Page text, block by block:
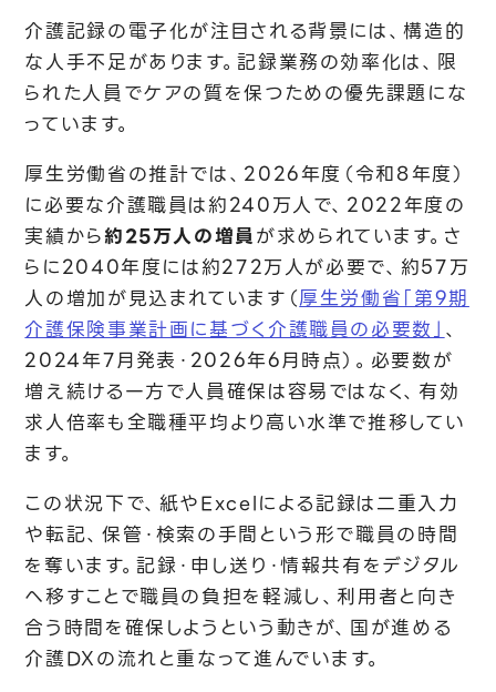
介護記録の電子化が注目される背景には、構造的
な人手不足があります。記録業務の効率化は、限
られた人員でケアの質を保つための優先課題にな
っています。
厚生労働省の推計では、2026年度（令和8年度）
に必要な介護職員は約240万人で、2022年度の
実績から約25万人の増員が求められています。さ
らに2040年度には約272万人が必要で、約57万
人の増加が見込まれています（厚生労働省「第9期
介護保険事業計画に基づく介護職員の必要数」、
2024年7月発表・2026年6月時点）。必要数が
増え続ける一方で人員確保は容易ではなく、有効
求人倍率も全職種平均より高い水準で推移してい
ます。
この状況下で、紙やExcelによる記録は二重入力
や転記、保管・検索の手間という形で職員の時間
を奪います。記録・申し送り・情報共有をデジタル
へ移すことで職員の負担を軽減し、利用者と向き
合う時間を確保しようという動きが、国が進める
介護DXの流れと重なって進んでいます。